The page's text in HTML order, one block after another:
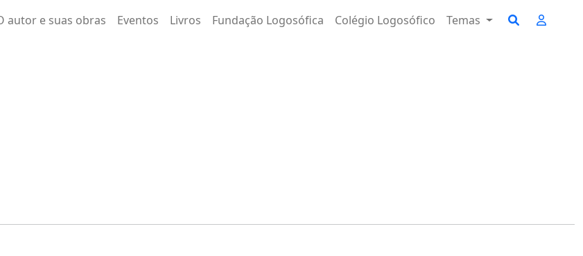
autor e suas obras Eventos Livros Fundação Logosófica Colégio Logosófico Temas